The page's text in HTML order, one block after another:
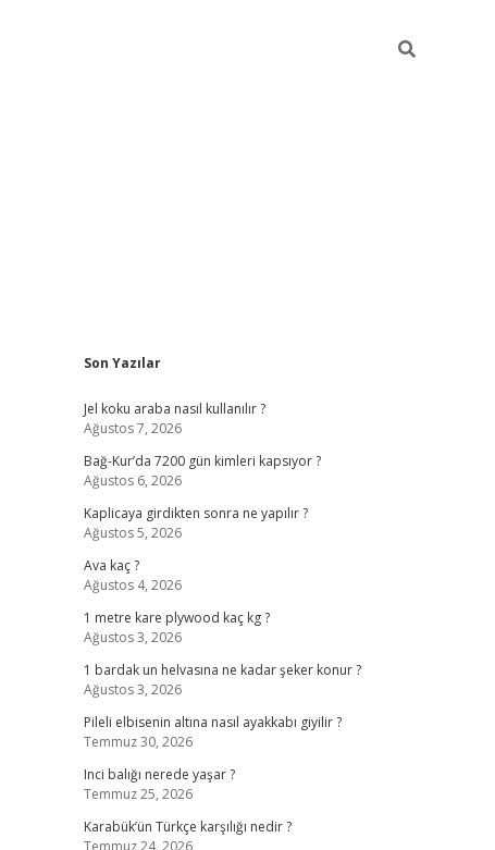
Sidebar
Son Yazılar
Jel koku araba nasıl kullanılır ?
Ağustos 7, 2026
Bağ-Kur’da 7200 gün kimleri kapsıyor ?
Ağustos 6, 2026
Kaplicaya girdikten sonra ne yapılır ?
Ağustos 5, 2026
Ava kaç ?
Ağustos 4, 2026
1 metre kare plywood kaç kg ?
Ağustos 3, 2026
1 bardak un helvasına ne kadar şeker konur ?
Ağustos 3, 2026
Pileli elbisenin altına nasıl ayakkabı giyilir ?
Temmuz 30, 2026
Inci balığı nerede yaşar ?
Temmuz 25, 2026
Karabük’ün Türkçe karşılığı nedir ?
Temmuz 24, 2026